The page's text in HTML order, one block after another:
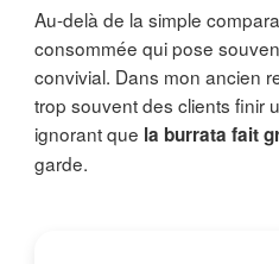
Au-delà de la simple
consommée qui pose
convivial. Dans mon ancien
trop souvent des clients finir
ignorant que la burrata fait
garde.